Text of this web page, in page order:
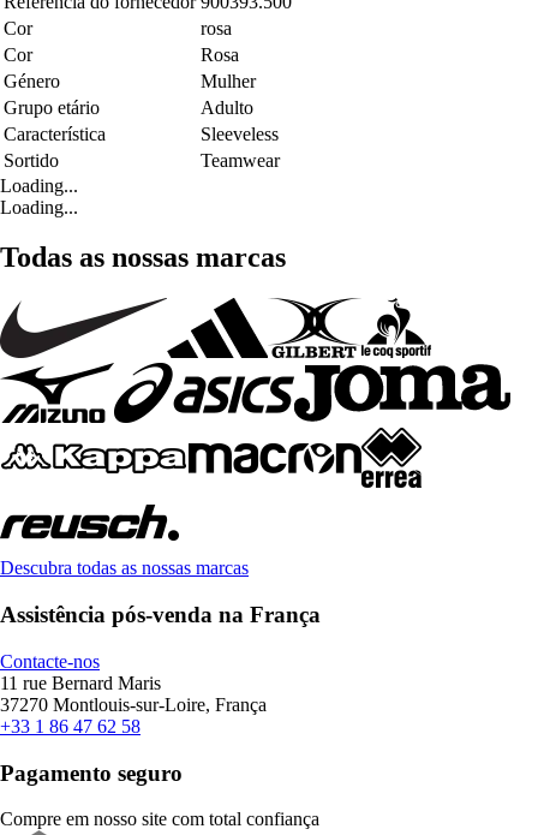
Cor
rosa
Cor
Rosa
Género
Mulher
Grupo etário
Adulto
Característica
Sleeveless
Sortido
Teamwear
Loading...
Loading...
Todas as nossas marcas
Descubra todas as nossas marcas
Assistência pós-venda na França
Contacte-nos
11 rue Bernard Maris
37270 Montlouis-sur-Loire, França
+33 1 86 47 62 58
Pagamento seguro
Compre em nosso site com total confiança